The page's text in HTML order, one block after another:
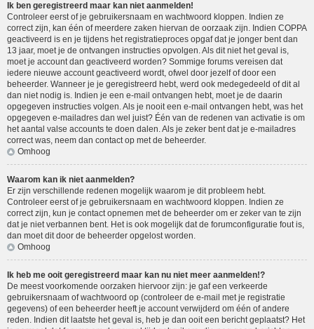
Ik ben geregistreerd maar kan niet aanmelden!
Controleer eerst of je gebruikersnaam en wachtwoord kloppen. Indien ze
correct zijn, kan één of meerdere zaken hiervan de oorzaak zijn. Indien COPPA
geactiveerd is en je tijdens het registratieproces opgaf dat je jonger bent dan
13 jaar, moet je de ontvangen instructies opvolgen. Als dit niet het geval is,
moet je account dan geactiveerd worden? Sommige forums vereisen dat
iedere nieuwe account geactiveerd wordt, ofwel door jezelf of door een
beheerder. Wanneer je je geregistreerd hebt, werd ook medegedeeld of dit al
dan niet nodig is. Indien je een e-mail ontvangen hebt, moet je de daarin
opgegeven instructies volgen. Als je nooit een e-mail ontvangen hebt, was het
opgegeven e-mailadres dan wel juist? Één van de redenen van activatie is om
het aantal valse accounts te doen dalen. Als je zeker bent dat je e-mailadres
correct was, neem dan contact op met de beheerder.
Omhoog
Waarom kan ik niet aanmelden?
Er zijn verschillende redenen mogelijk waarom je dit probleem hebt.
Controleer eerst of je gebruikersnaam en wachtwoord kloppen. Indien ze
correct zijn, kun je contact opnemen met de beheerder om er zeker van te zijn
dat je niet verbannen bent. Het is ook mogelijk dat de forumconfiguratie fout is,
dan moet dit door de beheerder opgelost worden.
Omhoog
Ik heb me ooit geregistreerd maar kan nu niet meer aanmelden!?
De meest voorkomende oorzaken hiervoor zijn: je gaf een verkeerde
gebruikersnaam of wachtwoord op (controleer de e-mail met je registratie
gegevens) of een beheerder heeft je account verwijderd om één of andere
reden. Indien dit laatste het geval is, heb je dan ooit een bericht geplaatst? Het